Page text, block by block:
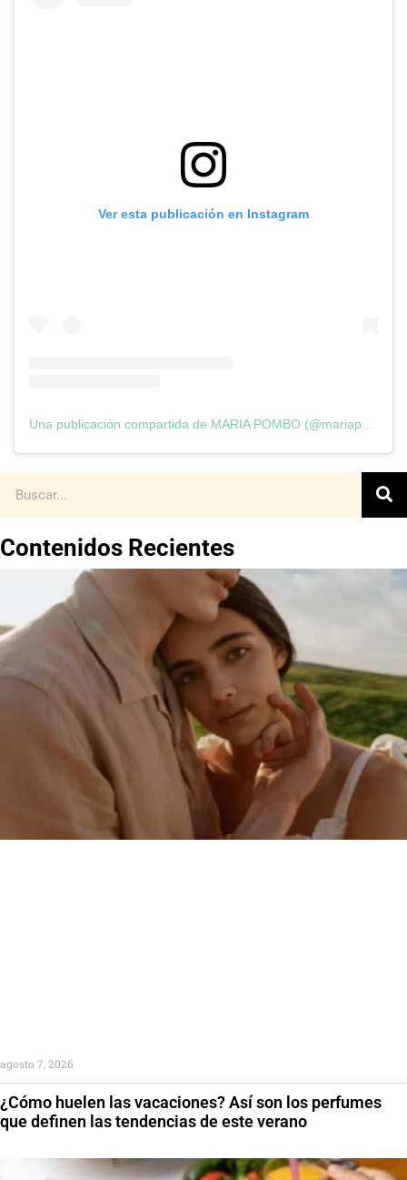
Ver esta publicación en Instagram
Contenidos Recientes
¿Cómo huelen las vacaciones? Así son los perfumes
que definen las tendencias de este verano
agosto 7, 2026